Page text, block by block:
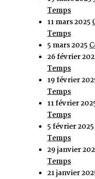
Temps
11 mars 2025
Temps
5 mars 2025
26 février
Temps
19 février
Temps
11 février
Temps
5 février 2025
Temps
29 janvier
Temps
21 janvier